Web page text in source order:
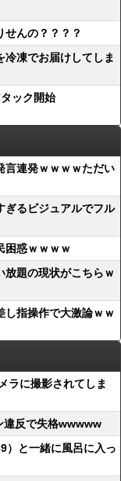
んの？？？？
冷凍でお届けしてしま
ック開始
言連発ｗｗｗｗただい
ぎるビジュアルでフル
困惑ｗｗｗｗ
放題の現状がこちらｗ
し指操作で大激論ｗｗ
ラに撮影されてしま
違反で失格wwwww
）と一緒に風呂に入っ